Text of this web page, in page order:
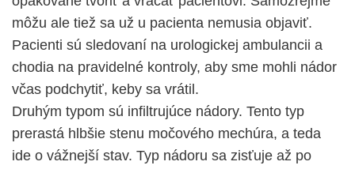
môžu ale tiež sa už u pacienta nemusia objaviť.
Pacienti sú sledovaní na urologickej ambulancii a
chodia na pravidelné kontroly, aby sme mohli nádor
včas podchytiť, keby sa vrátil.
Druhým typom sú infiltrujúce nádory. Tento typ
prerastá hlbšie stenu močového mechúra, a teda
ide o vážnejší stav. Typ nádoru sa zisťuje až po